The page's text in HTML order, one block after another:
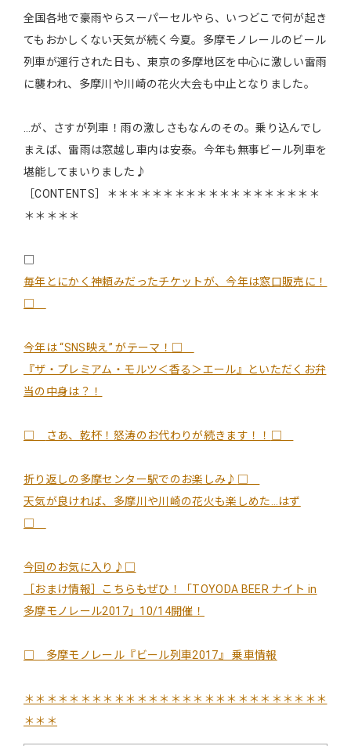
全国各地で豪雨やらスーパーセルやら、いつどこで何が起き
てもおかしくない天気が続く今夏。多摩モノレールのビール
列車が運行された日も、東京の多摩地区を中心に激しい雷雨
に襲われ、多摩川や川崎の花火大会も中止となりました。
…が、さすが列車！雨の激しさもなんのその。乗り込んでし
まえば、雷雨は窓越し車内は安泰。今年も無事ビール列車を
堪能してまいりました♪
［CONTENTS］＊＊＊＊＊＊＊＊＊＊＊＊＊＊＊＊＊＊＊
＊＊＊＊＊
□
毎年とにかく神頼みだったチケットが、今年は窓口販売に！
□
今年は “SNS映え” がテーマ！ □
『ザ・プレミアム・モルツ＜香る＞エール』といただくお弁
当の中身は？！
□ さあ、乾杯！怒涛のお代わりが続きます！！ □
折り返しの多摩センター駅でのお楽しみ♪ □
天気が良ければ、多摩川や川崎の花火も楽しめた…はず
□
今回のお気に入り♪ □
［おまけ情報］こちらもぜひ！「TOYODA BEER ナイト in
多摩モノレール2017」10/14開催！
□ 多摩モノレール『ビール列車2017』 乗車情報
＊＊＊＊＊＊＊＊＊＊＊＊＊＊＊＊＊＊＊＊＊＊＊＊＊＊＊
＊＊＊